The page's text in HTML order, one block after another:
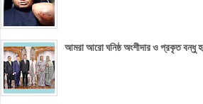
আমরা আরো ঘনিষ্ঠ অংশীদার ও প্রকৃত বন্ধু